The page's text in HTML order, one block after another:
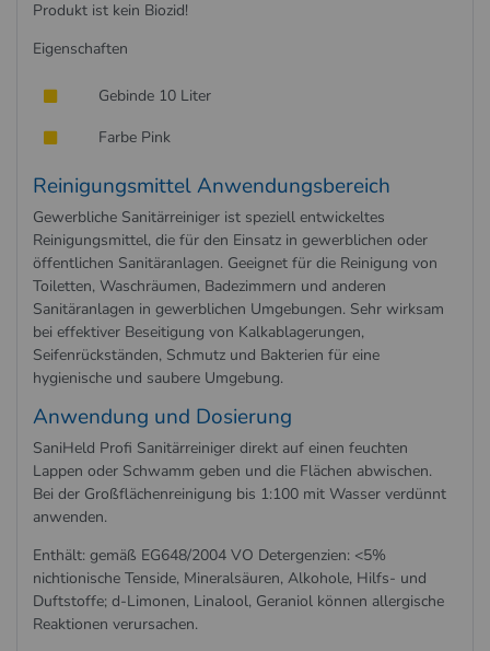
Produkt ist kein Biozid!
Eigenschaften
Gebinde 10 Liter
Farbe Pink
Reinigungsmittel Anwendungsbereich
Gewerbliche Sanitärreiniger ist speziell entwickeltes
Reinigungsmittel, die für den Einsatz in gewerblichen oder
öffentlichen Sanitäranlagen. Geeignet für die Reinigung von
Toiletten, Waschräumen, Badezimmern und anderen
Sanitäranlagen in gewerblichen Umgebungen. Sehr wirksam
bei effektiver Beseitigung von Kalkablagerungen,
Seifenrückständen, Schmutz und Bakterien für eine
hygienische und saubere Umgebung.
Anwendung und Dosierung
SaniHeld Profi Sanitärreiniger direkt auf einen feuchten
Lappen oder Schwamm geben und die Flächen abwischen.
Bei der Großflächenreinigung bis 1:100 mit Wasser verdünnt
anwenden.
Enthält: gemäß EG648/2004 VO Detergenzien: <5%
nichtionische Tenside, Mineralsäuren, Alkohole, Hilfs- und
Duftstoffe; d-Limonen, Linalool, Geraniol können allergische
Reaktionen verursachen.